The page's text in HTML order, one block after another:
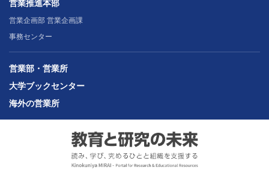
営業推進本部
営業企画部 営業企画課
事務センター
営業部・営業所
大学ブックセンター
海外の営業所